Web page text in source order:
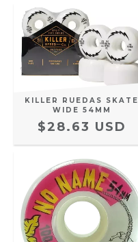
KILLER RUEDAS SKATE
WIDE 54MM
$28.63 USD